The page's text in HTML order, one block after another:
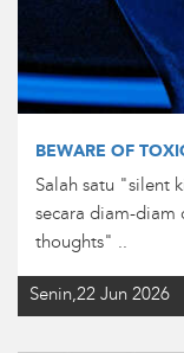
BEWARE OF
Salah satu "silent
secara diam-
thoughts" ..
Senin,22 Jun 2026